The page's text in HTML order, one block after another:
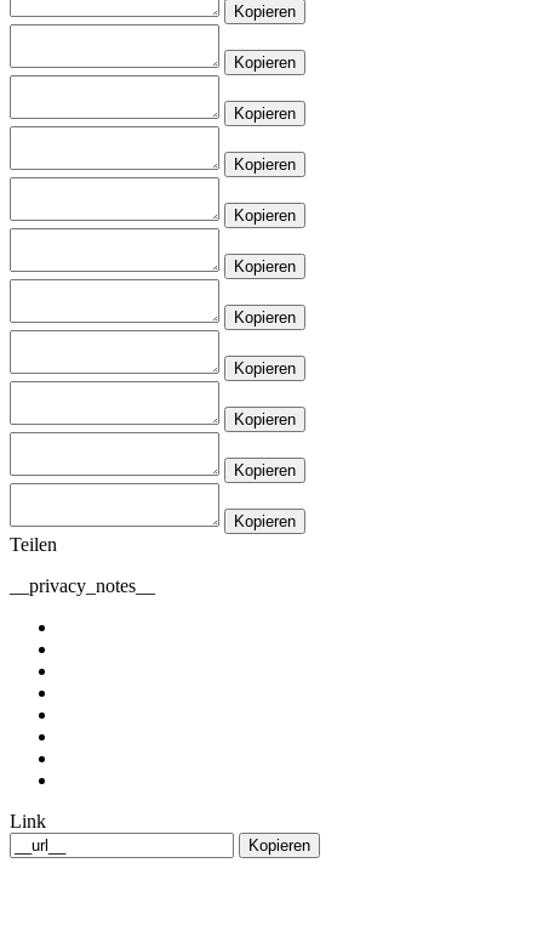
Kopieren
Kopieren
Kopieren
Kopieren
Kopieren
Kopieren
Kopieren
Kopieren
Kopieren
Kopieren
Kopieren
Teilen
__privacy_notes__
Link
Kopieren